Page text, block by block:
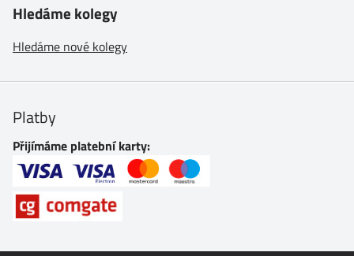
Hledáme kolegy
Hledáme nové kolegy
Platby
Přijímáme platební karty: